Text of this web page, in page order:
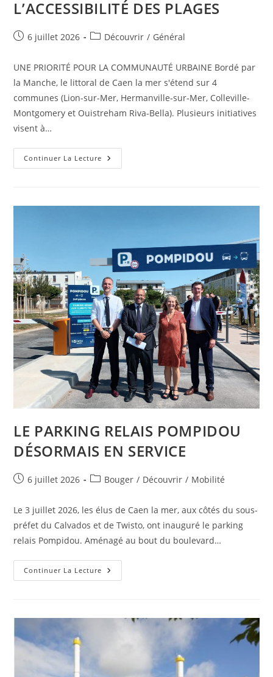
L’ACCESSIBILITÉ DES PLAGES
Publication
6 juillet 2026
PostDécouvrir / Général
UNE PRIORITÉ POUR LA COMMUNAUTÉ URBAINE Bordé par
la Manche, le littoral de Caen la mer s'étend sur 4
communes (Lion-sur-Mer, Hermanville-sur-Mer, Colleville-
Montgomery et Ouistreham Riva-Bella). Plusieurs initiatives
visent à…
Continuer La Lecture L’ACCESSIBILITÉ
DES
LE PARKING RELAIS POMPIDOU
DÉSORMAIS EN SERVICE
Publication
6 juillet 2026
PostBouger / Découvrir / Mobilité
Le 3 juillet 2026, les élus de Caen la mer, aux côtés du sous-
préfet du Calvados et de Twisto, ont inauguré le parking
relais Pompidou. Aménagé au bout du boulevard…
Continuer La Lecture LE
PARKING
SERVICE